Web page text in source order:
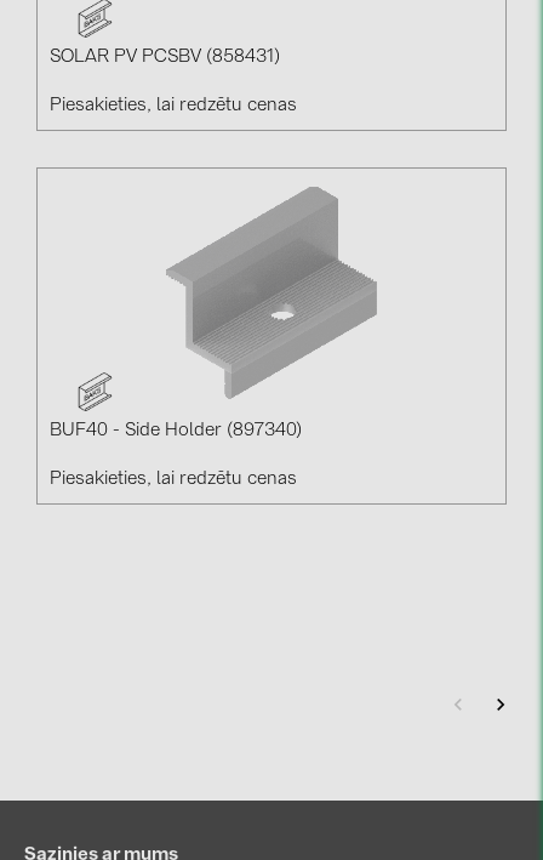
SOLAR PV PCSBV (858431)
Piesakieties, lai redzētu cenas
BUF40 - Side Holder (897340)
Piesakieties, lai redzētu cenas
Sazinies ar mums